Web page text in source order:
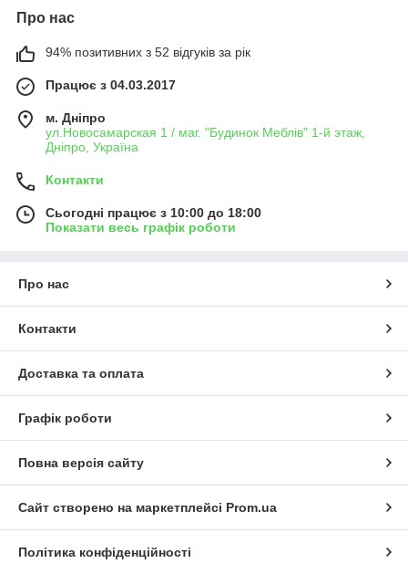
Про нас
94% позитивних з 52 відгуків за рік
Працює з 04.03.2017
м. Дніпро
ул.Новосамарская 1 / маг. "Будинок Меблiв" 1-й этаж,
Дніпро, Україна
Контакти
Сьогодні працює з 10:00 до 18:00
Показати весь графік роботи
Про нас
Контакти
Доставка та оплата
Графік роботи
Повна версія сайту
Сайт створено на маркетплейсі Prom.ua
Політика конфіденційності